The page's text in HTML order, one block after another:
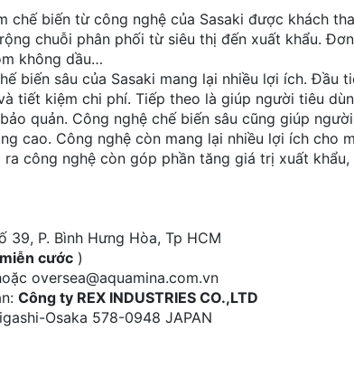
chế biến từ công nghệ của Sasaki được khách
chuỗi phân phối từ siêu thị đến xuất khẩu.
không dầu…
biến sâu của Sasaki mang lại nhiều lợi ích. Đầu
tiết kiệm chi phí. Tiếp theo là giúp người tiêu
quản. Công nghệ chế biến sâu cũng giúp
cao. Công nghệ còn mang lại nhiều lợi ích cho
công nghệ còn góp phần tăng giá trị xuất
39, P. Bình Hưng Hòa, Tp HCM
cước )
oversea@aquamina.com.vn
Công ty REX INDUSTRIES CO.,LTD
Osaka 578-0948 JAPAN